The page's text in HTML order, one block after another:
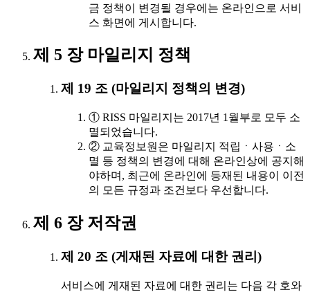
금 정책이 변경될 경우에는 온라인으로 서비
스 화면에 게시합니다.
제 5 장 마일리지 정책
제 19 조 (마일리지 정책의 변경)
① RISS 마일리지는 2017년 1월부로 모두 소
멸되었습니다.
② 교육정보원은 마일리지 적립ㆍ사용ㆍ소
멸 등 정책의 변경에 대해 온라인상에 공지해
야하며, 최근에 온라인에 등재된 내용이 이전
의 모든 규정과 조건보다 우선합니다.
제 6 장 저작권
제 20 조 (게재된 자료에 대한 권리)
서비스에 게재된 자료에 대한 권리는 다음 각 호와